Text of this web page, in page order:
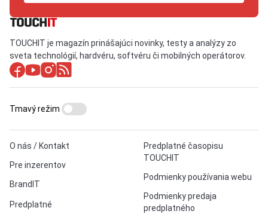
TOUCHIT je magazín prinášajúci novinky, testy a analýzy zo
sveta technológií, hardvéru, softvéru či mobilných operátorov.
O nás / Kontakt
Pre inzerentov
BrandIT
Predplatné
Predplatné časopisu
TOUCHIT
Podmienky používania webu
Podmienky predaja
predplatného
Tmavý režim